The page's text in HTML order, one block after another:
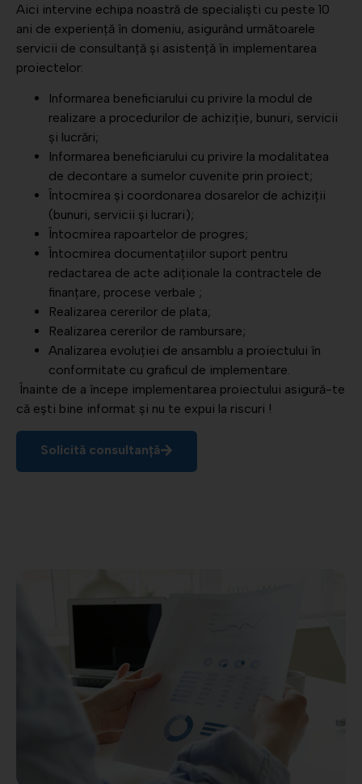
Aici intervine echipa noastră de specialiști cu peste 10
ani de experiență în domeniu, asigurând următoarele
servicii de consultanță și asistență în implementarea
proiectelor:
Informarea beneficiarului cu privire la modul de
realizare a procedurilor de achiziție, bunuri, servicii
și lucrări;
Informarea beneficiarului cu privire la modalitatea
de decontare a sumelor cuvenite prin proiect;
Întocmirea și coordonarea dosarelor de achiziții
(bunuri, servicii și lucrari);
Întocmirea rapoartelor de progres;
Întocmirea documentațiilor suport pentru
redactarea de acte adiționale la contractele de
finanțare, procese verbale ;
Realizarea cererilor de plata;
Realizarea cererilor de rambursare;
Analizarea evoluției de ansamblu a proiectului în
conformitate cu graficul de implementare.
Înainte de a începe implementarea proiectului asigură-te
că ești bine informat și nu te expui la riscuri !
Solicită consultanță